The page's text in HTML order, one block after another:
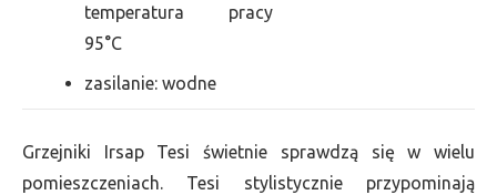
temperatura pracy
95°C
zasilanie: wodne
Grzejniki Irsap Tesi świetnie sprawdzą się w wielu
pomieszczeniach. Tesi stylistycznie przypominają